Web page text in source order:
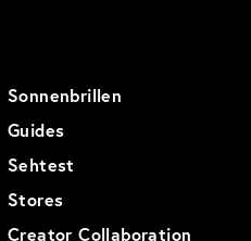
Sonnenbrillen
Guides
Sehtest
Stores
Creator Collaboration